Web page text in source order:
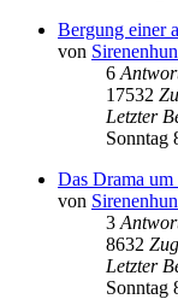
Bergung einer
von
6
17532
Letzter
Sonntag
Das Drama
von
3
8632
Letzter
Sonntag